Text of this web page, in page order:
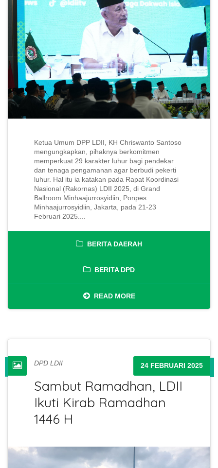
Ketua Umum DPP LDII, KH Chriswanto Santoso
mengungkapkan, pihaknya berkomitmen
memperkuat 29 karakter luhur bagi pendekar
dan tenaga pengamanan agar berbudi pekerti
luhur. Hal itu ia katakan pada Rapat Koordinasi
Nasional (Rakornas) LDII 2025, di Grand
Ballroom Minhaajurrosyidiin, Ponpes
Minhaajurrosyidiin, Jakarta, pada 21-23
Februari 2025....
BERITA DAERAH
BERITA DPD
READ MORE
DPD LDII
Sambut Ramadhan, LDII
Ikuti Kirab Ramadhan
1446 H
24 FEBRUARI 2025